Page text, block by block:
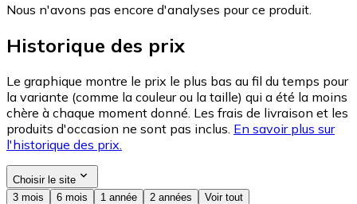
Nous n'avons pas encore d'analyses pour ce produit.
Historique des prix
Le graphique montre le prix le plus bas au fil du temps pour
la variante (comme la couleur ou la taille) qui a été la moins
chère à chaque moment donné. Les frais de livraison et les
produits d'occasion ne sont pas inclus. En savoir plus sur
l'historique des prix.
Choisir le site
3 mois
6 mois 1 année 2 années Voir tout